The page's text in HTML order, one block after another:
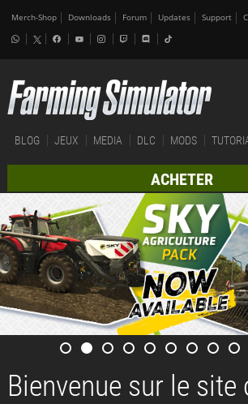
Merch-Shop Downloads Forum Updates Support
BLOG JEUX MEDIA DLC MODS
ACHETER
Bienvenue sur le